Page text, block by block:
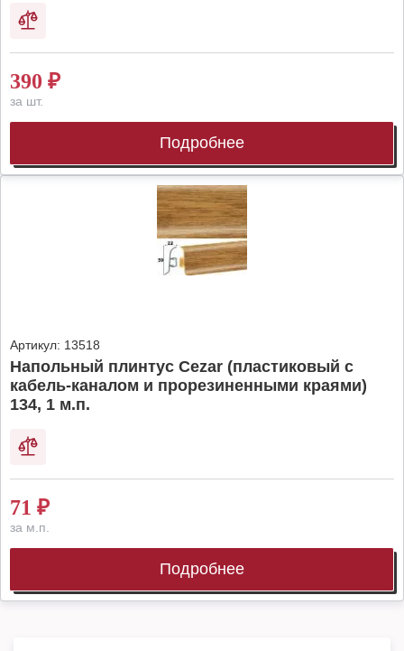
390 ₽
за шт.
Подробнее
Артикул: 13518
Напольный плинтус Cezar (пластиковый с
кабель-каналом и прорезиненными краями)
134, 1 м.п.
71 ₽
за м.п.
Подробнее